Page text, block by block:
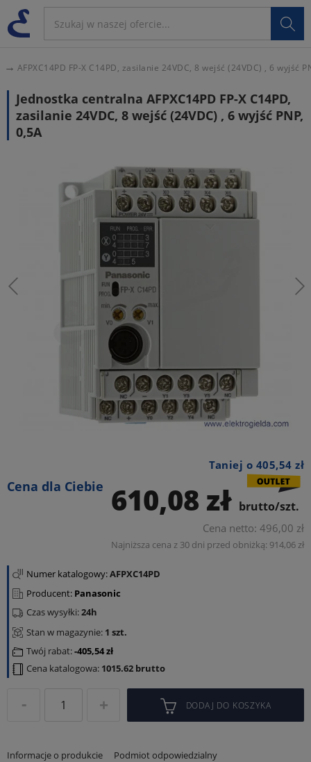

AFPXC14PD FP-X C14PD, zasilanie 24VDC, 8 wejść (24VDC) , 6 wyjść
Jednostka centralna AFPXC14PD FP-X C14PD,
zasilanie 24VDC, 8 wejść (24VDC) , 6 wyjść PNP,
0,5A
Cena dla Ciebie
Taniej o 405,54 zł
610,08 zł brutto/szt.
Cena netto: 496,00 zł
Najniższa cena z 30 dni przed obniżką: 914,06zł
Numer katalogowy:AFPXC14PD
Producent: Panasonic
Stan w magazynie: 1 szt.
Czas wysyłki:24h
Cena katalogowa: 1015.62 brutto
Twój rabat: 405,54 zł
DODAJ DO KOSZYKA
Informacje o produkcie Podmiot odpowiedzialny